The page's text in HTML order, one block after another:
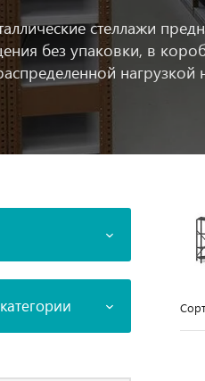
стеллажи
без упаковки, в
нагрузкой